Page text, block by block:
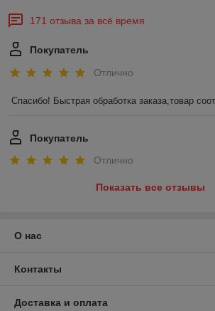
171 отзыва за всё время
Покупатель
Отлично
Спасибо! Быстрая обработка заказа,товар
Покупатель
Отлично
Показать все отзывы
О нас
Контакты
Доставка и оплата